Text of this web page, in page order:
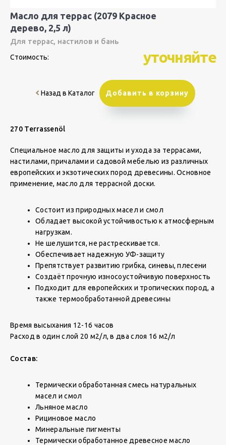
Масло для террас (2079 Красное
дерево, 2,5 л)
Для террас, настилов и бань
Стоимость: уточняйте
Назад в Каталог Добавить в корзину
270 Terrassenöl
Специальное масло для защиты и ухода за террасами,
настилами, причалами и садовой мебелью из различных
европейских и экзотических пород древесины. Основное
применение, масло для террасной доски.
Состоит из природных масел и смол
Обладает высокой устойчивостью к атмосферным
нагрузкам.
Не шелушится, не растрескивается.
Обеспечивает надежную УФ-защиту
Препятствует развитию грибка, синевы, плесени
Создаёт прочную износоустойчивую поверхность
Подходит для европейских и тропических пород, а
также термообработанной древесины
Время высыхания 12-16 часов
Расход в один слой 20 м2/л, в два слоя 16 м2/л
Состав:
Термически обработанная смесь натуральных
масел и смол
Льняное масло
Рициновое масло
Минеральные пигменты
Термически обработанное древесное масло